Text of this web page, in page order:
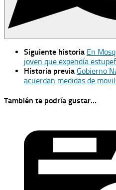
Siguiente historia En
joven que expendía
Historia previa Gobierno
acuerdan medidas de
También te podría gustar...